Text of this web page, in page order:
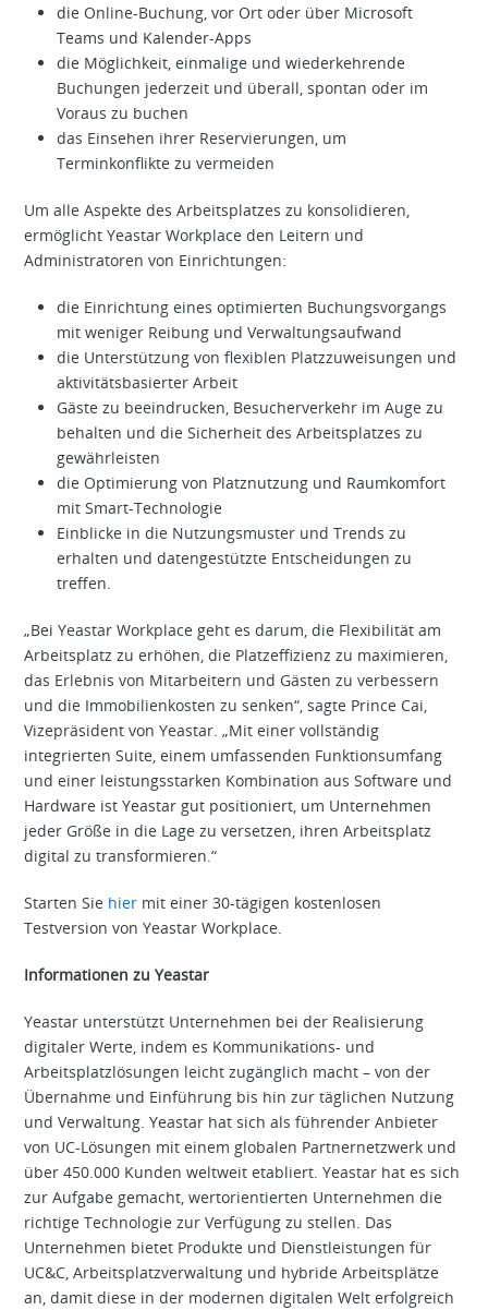
die Online-Buchung, vor Ort oder über Microsoft
Teams und Kalender-Apps
die Möglichkeit, einmalige und wiederkehrende
Buchungen jederzeit und überall, spontan oder im
Voraus zu buchen
das Einsehen ihrer Reservierungen, um
Terminkonflikte zu vermeiden
Um alle Aspekte des Arbeitsplatzes zu konsolidieren,
ermöglicht Yeastar Workplace den Leitern und
Administratoren von Einrichtungen:
die Einrichtung eines optimierten Buchungsvorgangs
mit weniger Reibung und Verwaltungsaufwand
die Unterstützung von flexiblen Platzzuweisungen und
aktivitätsbasierter Arbeit
Gäste zu beeindrucken, Besucherverkehr im Auge zu
behalten und die Sicherheit des Arbeitsplatzes zu
gewährleisten
die Optimierung von Platznutzung und Raumkomfort
mit Smart-Technologie
Einblicke in die Nutzungsmuster und Trends zu
erhalten und datengestützte Entscheidungen zu
treffen.
„Bei Yeastar Workplace geht es darum, die Flexibilität am
Arbeitsplatz zu erhöhen, die Platzeffizienz zu maximieren,
das Erlebnis von Mitarbeitern und Gästen zu verbessern
und die Immobilienkosten zu senken“, sagte Prince Cai,
Vizepräsident von Yeastar. „Mit einer vollständig
integrierten Suite, einem umfassenden Funktionsumfang
und einer leistungsstarken Kombination aus Software und
Hardware ist Yeastar gut positioniert, um Unternehmen
jeder Größe in die Lage zu versetzen, ihren Arbeitsplatz
digital zu transformieren.“
Starten Sie hier mit einer 30-tägigen kostenlosen
Testversion von Yeastar Workplace.
Informationen zu Yeastar
Yeastar unterstützt Unternehmen bei der Realisierung
digitaler Werte, indem es Kommunikations- und
Arbeitsplatzlösungen leicht zugänglich macht – von der
Übernahme und Einführung bis hin zur täglichen Nutzung
und Verwaltung. Yeastar hat sich als führender Anbieter
von UC-Lösungen mit einem globalen Partnernetzwerk und
über 450.000 Kunden weltweit etabliert. Yeastar hat es sich
zur Aufgabe gemacht, wertorientierten Unternehmen die
richtige Technologie zur Verfügung zu stellen. Das
Unternehmen bietet Produkte und Dienstleistungen für
UC&C, Arbeitsplatzverwaltung und hybride Arbeitsplätze
an, damit diese in der modernen digitalen Welt erfolgreich